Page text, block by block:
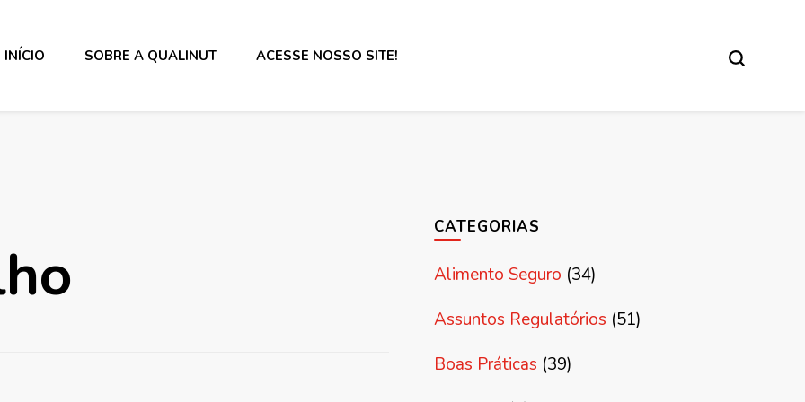
INÍCIO SOBRE A QUALINUT ACESSE NOSSO SITE!
CATEGORIAS
Alimento Seguro (34)
Assuntos Regulatórios (51)
Boas Práticas (39)